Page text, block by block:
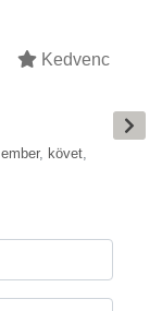
Kedvenc
ember, követ,